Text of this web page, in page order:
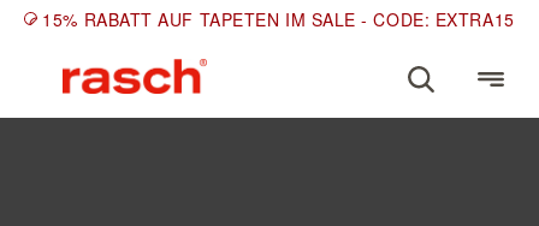
15% RABATT AUF TAPETEN IM SALE - CODE: EXTRA15